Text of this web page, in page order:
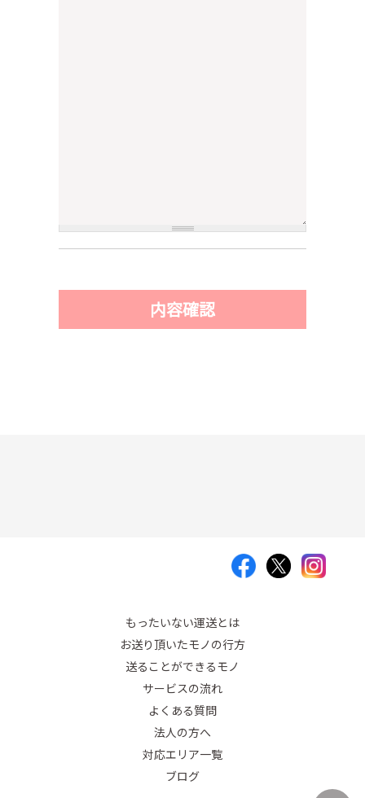
もったいない運送とは
お送り頂いたモノの行方
送ることができるモノ
サービスの流れ
よくある質問
法人の方へ
対応エリア一覧
ブログ